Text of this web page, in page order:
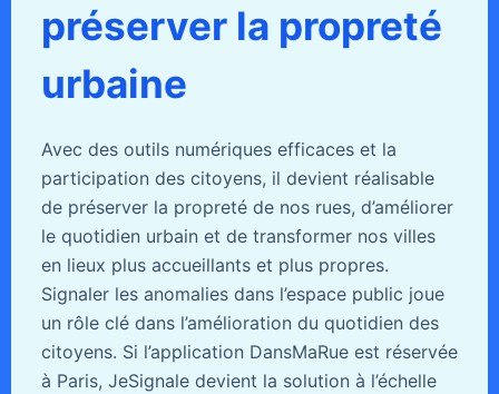
préserver la propreté
urbaine
Avec des outils numériques efficaces et la
participation des citoyens, il devient réalisable
de préserver la propreté de nos rues, d’améliorer
le quotidien urbain et de transformer nos villes
en lieux plus accueillants et plus propres.
Signaler les anomalies dans l’espace public joue
un rôle clé dans l’amélioration du quotidien des
citoyens. Si l’application DansMaRue est réservée
à Paris, JeSignale devient la solution à l’échelle